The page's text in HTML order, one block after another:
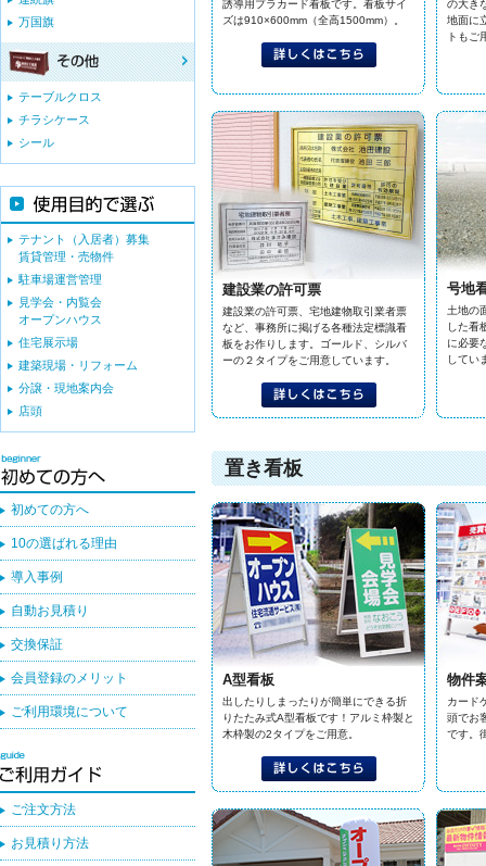
誘導用プラカード看板です。看板サイ
ズは910×600mm（全高1500mm）。
の大き
地面に
トもご
建設業の許可票
建設業の許可票、宅地建物取引業者票
など、事務所に掲げる各種法定標識看
板をお作りします。ゴールド、シルバ
ーの２タイプをご用意しています。
号地
土地の
した看
に必要
してい
置き看板
A型看板
出したりしまったりが簡単にできる折
りたたみ式A型看板です！アルミ枠製と
木枠製の2タイプをご用意。
物件
カード
頭でお
です。
万国旗
テーブルクロス
チラシケース
シール
テナント（入居者）募集
賃貸管理・売物件
駐車場運営管理
見学会・内覧会
オープンハウス
住宅展示場
建築現場・リフォーム
分譲・現地案内会
店頭
初めての方へ
10の選ばれる理由
導入事例
自動お見積り
交換保証
会員登録のメリット
ご利用環境について
ご注文方法
お見積り方法